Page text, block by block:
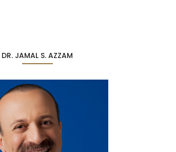
DR. JAMAL S. AZZAM